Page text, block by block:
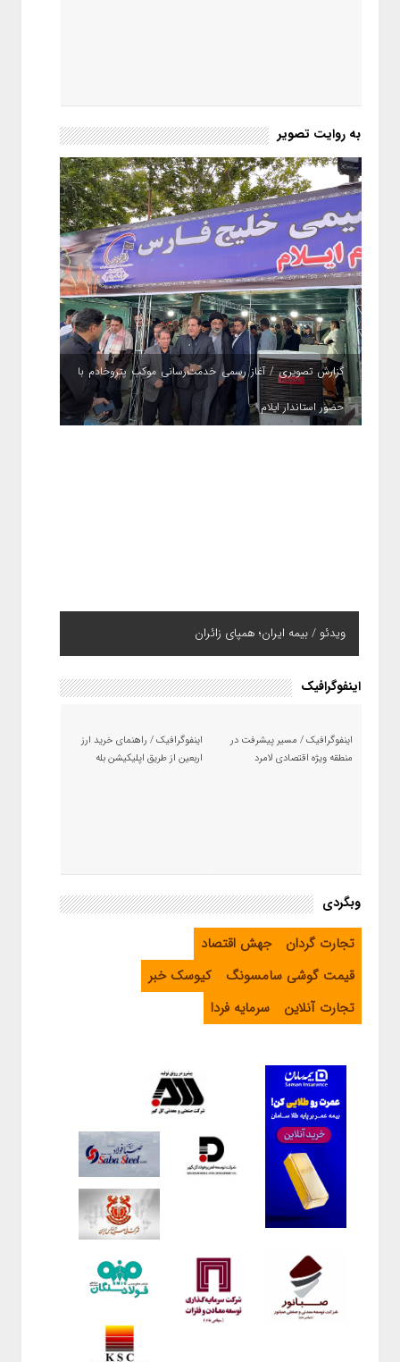
به روایت تصویر
گزارش تصویری / آغاز رسمی خدمت‌رسانی موکب پتروخادم با
حضور استاندار ایلام
ویدئو / بیمه ایران؛ همپای زائران
اینفوگرافیک
اینفوگرافیک / مسیر پیشرفت در
منطقه ویژه اقتصادی لامرد
اینفوگرافیک / راهنمای خرید ارز
اربعین از طریق اپلیکیشن بله
وبگردی
تجارت گردان
جهش اقتصاد
قیمت گوشی سامسونگ
کیوسک خبر
تجارت آنلاین
سرمایه فردا